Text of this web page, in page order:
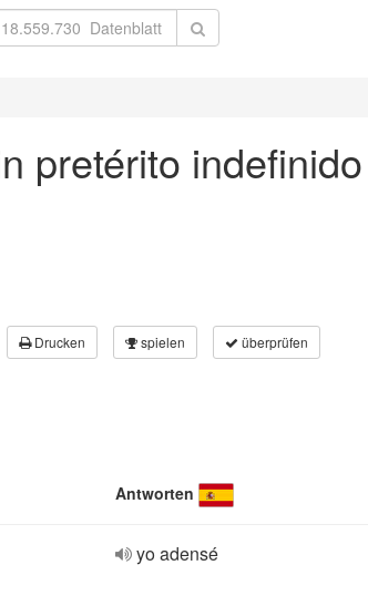
pretérito
Drucken spielen überprüfen
Antworten
yo adensé